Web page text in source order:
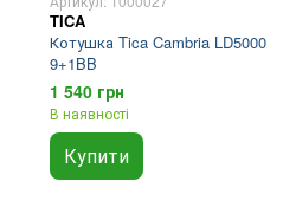
TICA
Котушка Tica Cambria LD5000
9+1BB
1 540 грн
В наявності
Купити